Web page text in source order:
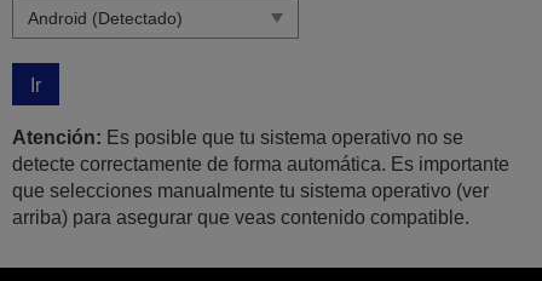
Ir
Atención: Es posible que tu sistema operativo no se
detecte correctamente de forma automática. Es importante
que selecciones manualmente tu sistema operativo (ver
arriba) para asegurar que veas contenido compatible.